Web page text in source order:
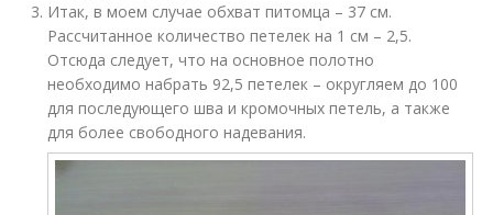
Итак, в моем случае обхват питомца – 37 см.
Рассчитанное количество петелек на 1 см – 2,5.
Отсюда следует, что на основное полотно
необходимо набрать 92,5 петелек – округляем до 100
для последующего шва и кромочных петель, а также
для более свободного надевания.